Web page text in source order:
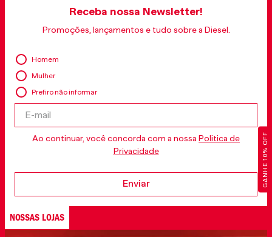
GANHE 10% OFF
Receba nossa Newsletter!
Promoções, lançamentos e tudo sobre a Diesel.
Homem
Mulher
Prefiro não informar
Ao continuar, você concorda com a nossa Politica de
Privacidade
Enviar
NOSSAS LOJAS